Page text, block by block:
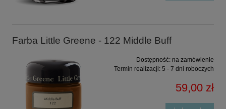
Farba Little Greene - 122 Middle Buff
Dostępność: na zamówienie
Termin realizacji: 5 - 7 dni roboczych
59,00 zł